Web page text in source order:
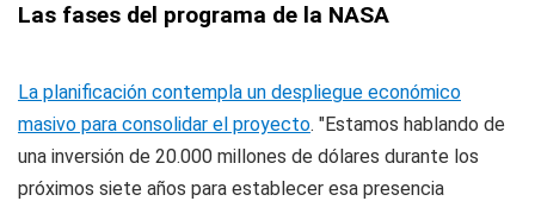
Las fases del programa de la NASA
La planificación contempla un despliegue económico
masivo para consolidar el proyecto. "Estamos hablando de
una inversión de 20.000 millones de dólares durante los
próximos siete años para establecer esa presencia